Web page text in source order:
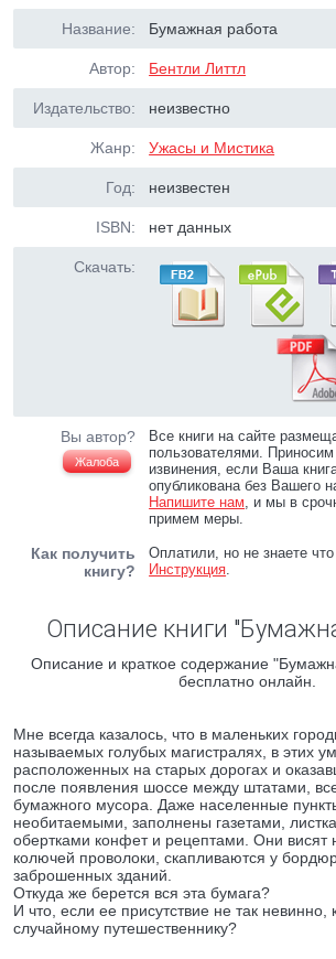
Название: Бумажная работа
Автор: Бентли Литтл
Издательство: неизвестно
Жанр: Ужасы и Мистика
Год: неизвестен
ISBN: нет данных
Скачать:
Вы автор?
Жалоба
Все книги на сайте
пользователями.
извинения, если Ваша
опубликована без Вашего
Напишите нам, и мы в
примем меры.
Как получить
книгу?
Оплатили, но не знаете
Инструкция.
Описание книги
Описание и краткое содержание
бесплатно онлайн.
Мне всегда казалось, что в маленьких
называемых голубых магистралях, в этих
расположенных на старых дорогах и
после появления шоссе между штатами,
бумажного мусора. Даже населенные
необитаемыми, заполнены газетами,
обертками конфет и рецептами. Они висят
колючей проволоки, скапливаются у
заброшенных зданий.
Откуда же берется вся эта бумага?
И что, если ее присутствие не так невинно,
случайному путешественнику?